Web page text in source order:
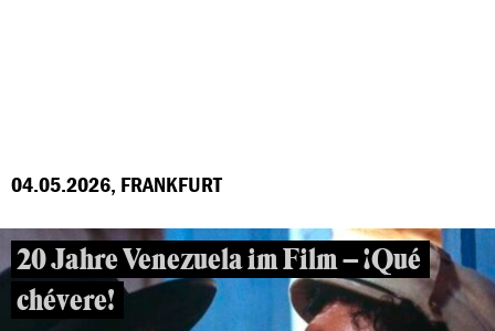
04.05.2026, FRANKFURT
20 Jahre Venezuela im Film – ¡Qué
chévere!